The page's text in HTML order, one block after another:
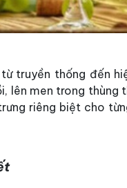
truyền thống đến
lên men trong thùng
riêng biệt cho